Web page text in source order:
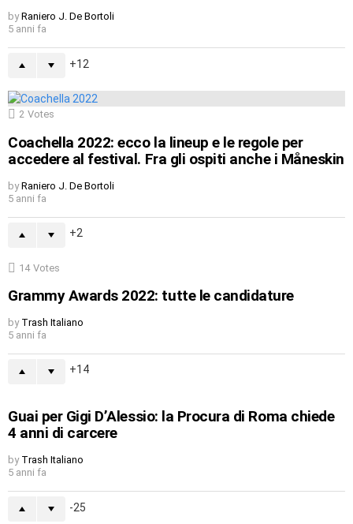
by Raniero J. De Bortoli
5 anni fa
12
2 Votes
Coachella 2022: ecco la lineup e le regole per
accedere al festival. Fra gli ospiti anche i Måneskin
by Raniero J. De Bortoli
5 anni fa
2
14 Votes
Grammy Awards 2022: tutte le candidature
by Trash Italiano
5 anni fa
14
Guai per Gigi D’Alessio: la Procura di Roma chiede
4 anni di carcere
by Trash Italiano
5 anni fa
-25